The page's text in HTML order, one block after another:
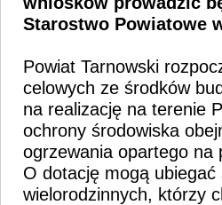
Starostwo Powiatowe
Powiat Tarnowski
celowych ze środków
na realizację na terenie
ochrony środowiska
ogrzewania opartego na
O dotację mogą ubiegać
wielorodzinnych, którzy